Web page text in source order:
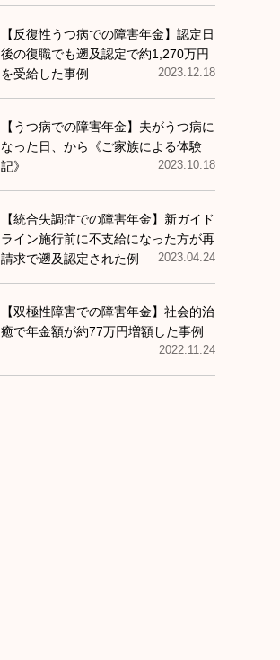
【反復性うつ病での障害年金】認定日
後の復職でも遡及認定で約1,270万円
を受給した事例
2023.12.18
【うつ病での障害年金】夫がうつ病に
なった日、から《ご家族による体験
記》
2023.10.18
【統合失調症での障害年金】新ガイド
ライン施行前に不支給になった方が再
請求で遡及認定された例
2023.04.24
【双極性障害での障害年金】社会的治
癒で年金額が約77万円増額した事例
2022.11.24